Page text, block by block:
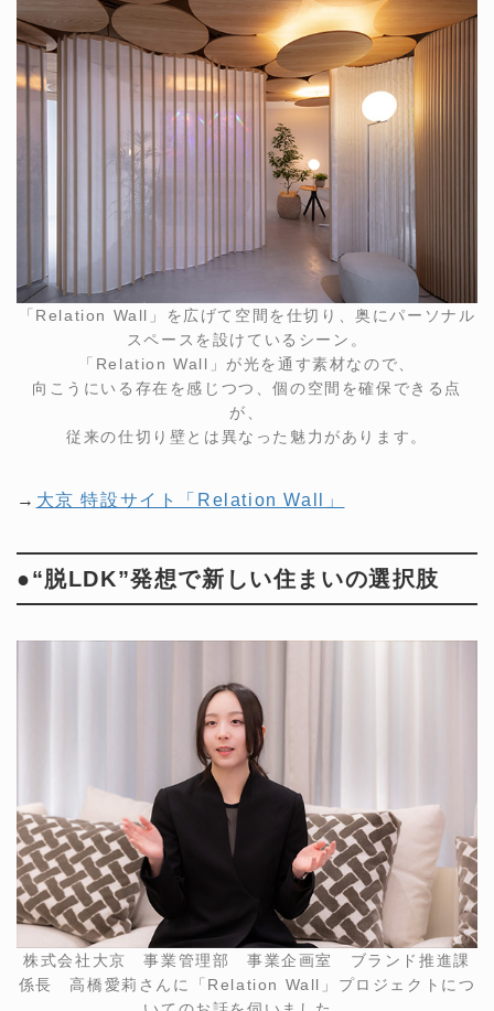
「Relation Wall」を広げて空間を仕切り、奥にパーソナル
スペースを設けているシーン。
「Relation Wall」が光を通す素材なので、
向こうにいる存在を感じつつ、個の空間を確保できる点
が、
従来の仕切り壁とは異なった魅力があります。
→ 大京 特設サイト「Relation Wall」
●“脱LDK”発想で新しい住まいの選択肢
株式会社大京 事業管理部 事業企画室 ブランド推進課
係長 高橋愛莉さんに「Relation Wall」プロジェクトにつ